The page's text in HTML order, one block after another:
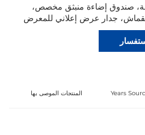
صندوق إضاءة منبثق مخصص،
جدار عرض إعلاني للمعرض
المنتجات الموصى بها